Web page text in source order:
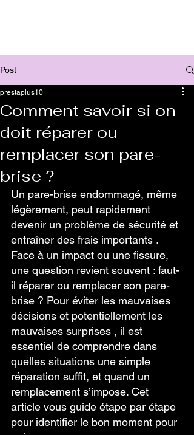
Post
Comment savoir si on
doit réparer ou
remplacer son pare-
brise ?
prestaplus10
Un pare-brise endommagé, même
légèrement, peut rapidement
devenir un problème de sécurité et
entraîner des frais importants .
Face à un impact ou une fissure,
une question revient souvent : faut-
il réparer ou remplacer son pare-
brise ? Pour éviter les mauvaises
décisions et potentiellement les
mauvaises surprises , il est
essentiel de comprendre dans
quelles situations une simple
réparation suffit, et quand un
remplacement s’impose. Cet
article vous guide étape par étape
pour identifier le bon moment pour